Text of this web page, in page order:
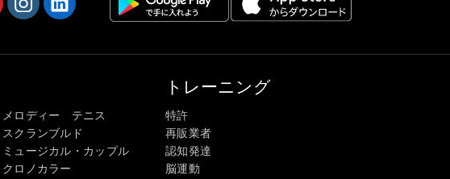
メロディー テニス
スクランブルド
ミュージカル・カップル
クロノカラー
トレーニング
特許
再販業者
認知発達
脳運動